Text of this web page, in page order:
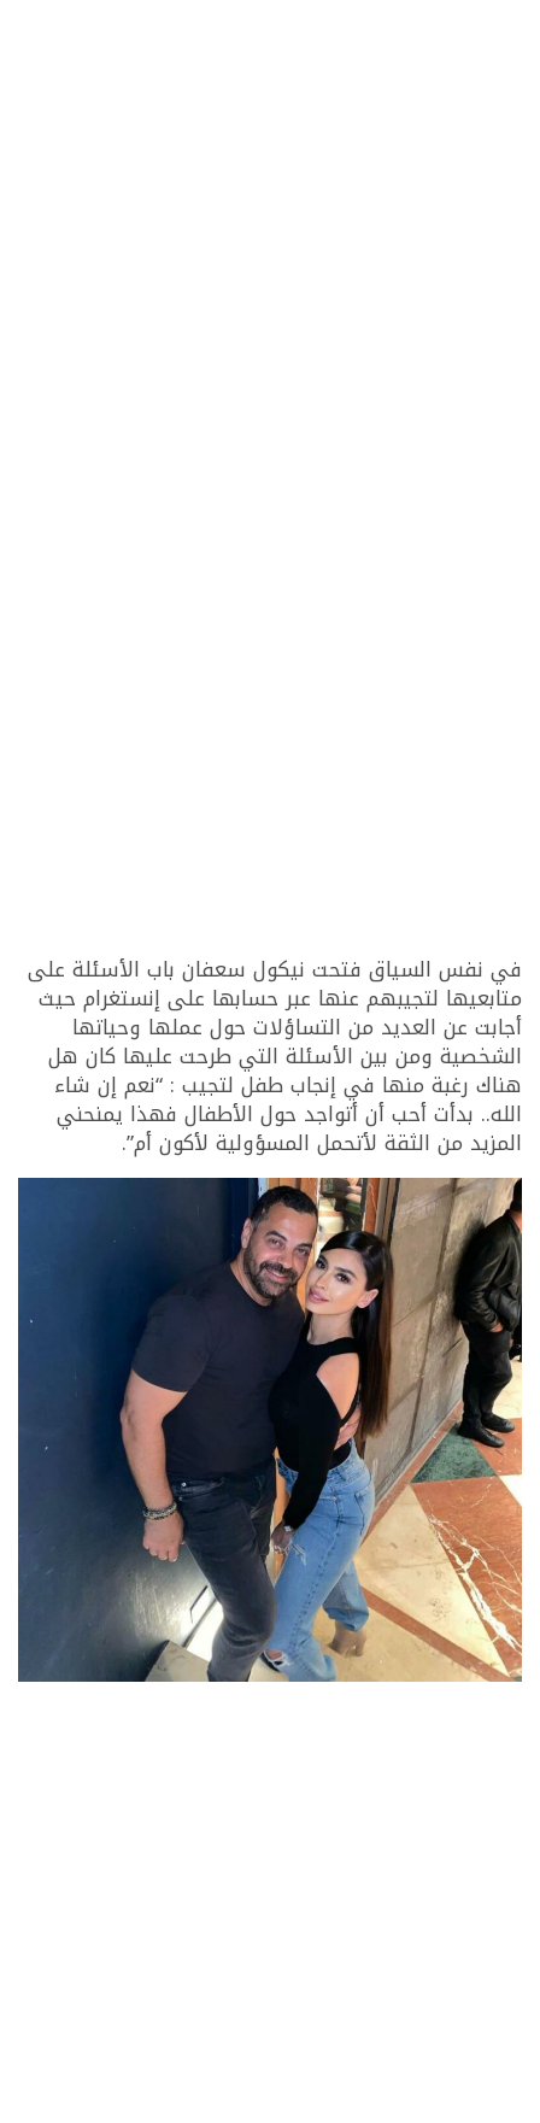
في نفس السياق فتحت نيكول سعفان باب الأسئلة على
متابعيها لتجيبهم عنها عبر حسابها على إنستغرام حيث
أجابت عن العديد من التساؤلات حول عملها وحياتها
الشخصية ومن بين الأسئلة التي طرحت عليها كان هل
هناك رغبة منها في إنجاب طفل لتجيب : “نعم إن شاء
الله.. بدأت أحب أن أتواجد حول الأطفال فهذا يمنحني
المزيد من الثقة لأتحمل المسؤولية لأكون أم”.